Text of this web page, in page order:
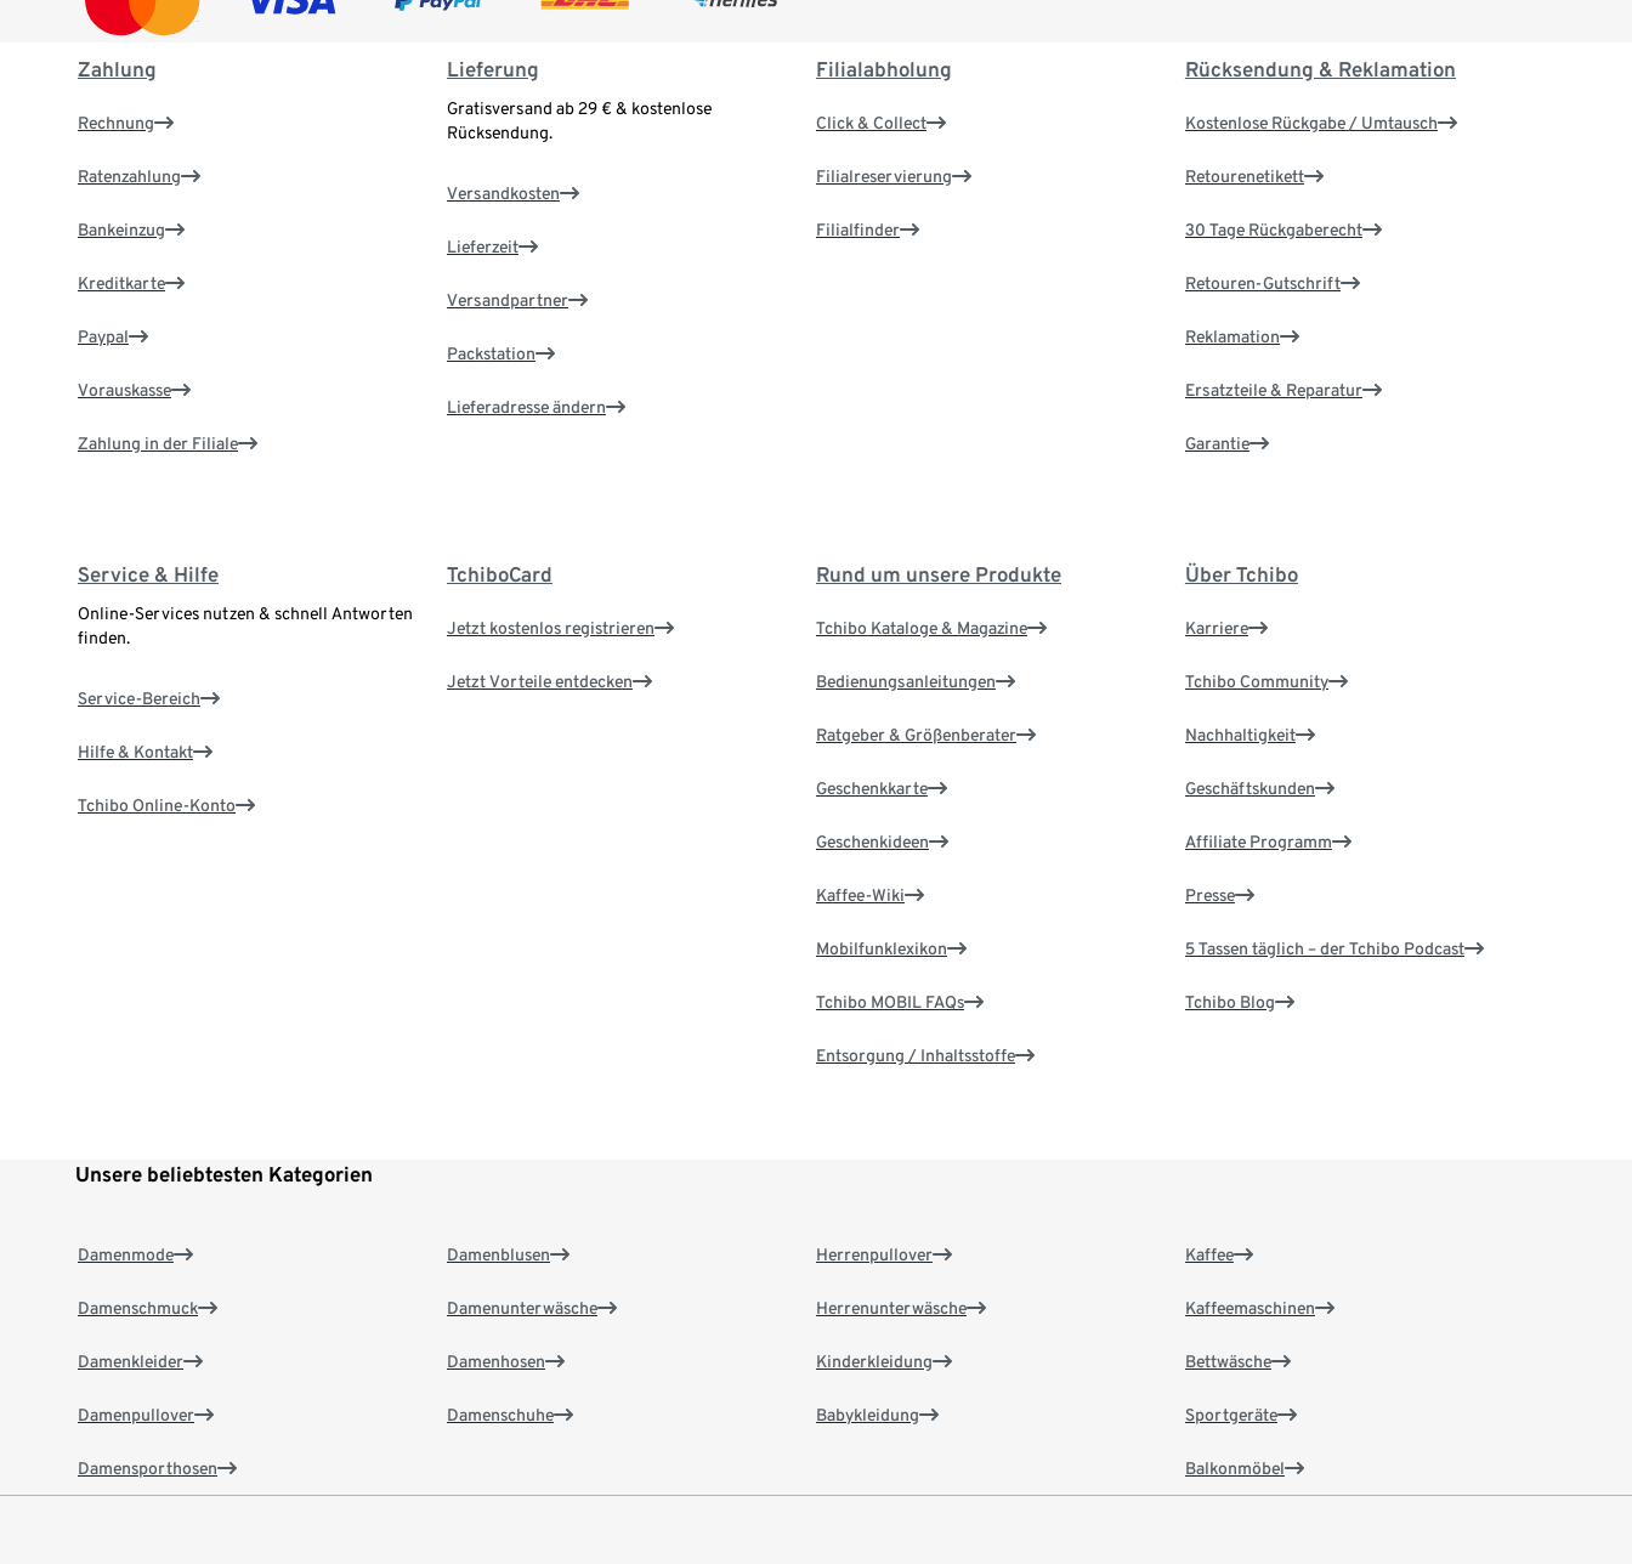
Zahlung
Rechnung
Ratenzahlung
Bankeinzug
Kreditkarte
Paypal
Vorauskasse
Zahlung in der Filiale
Lieferung
Gratisversand ab 29 € & kostenlose
Rücksendung.
Versandkosten
Lieferzeit
Versandpartner
Packstation
Lieferadresse ändern
Filialabholung
Click & Collect
Filialreservierung
Filialfinder
Rücksendung & Reklamation
Kostenlose Rückgabe / Umtausch
Retourenetikett
30 Tage Rückgaberecht
Retouren-Gutschrift
Reklamation
Ersatzteile & Reparatur
Garantie
Service & Hilfe
Online-Services nutzen & schnell Antworten
finden.
Service-Bereich
Hilfe & Kontakt
Tchibo Online-Konto
TchiboCard
Jetzt kostenlos registrieren
Jetzt Vorteile entdecken
Rund um unsere Produkte
Tchibo Kataloge & Magazine
Bedienungsanleitungen
Ratgeber & Größenberater
Geschenkkarte
Geschenkideen
Kaffee-Wiki
Mobilfunklexikon
Tchibo MOBIL FAQs
Entsorgung / Inhaltsstoffe
Über Tchibo
Karriere
Tchibo Community
Nachhaltigkeit
Geschäftskunden
Affiliate Programm
Presse
5 Tassen täglich – der Tchibo Podcast
Tchibo Blog
Unsere beliebtesten Kategorien
Damenmode
Damenschmuck
Damenkleider
Damenpullover
Damensporthosen
Damenblusen
Damenunterwäsche
Damenhosen
Damenschuhe
Herrenpullover
Herrenunterwäsche
Kinderkleidung
Babykleidung
Kaffee
Kaffeemaschinen
Bettwäsche
Sportgeräte
Balkonmöbel